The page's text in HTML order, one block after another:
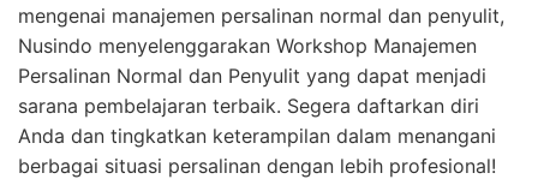
mengenai manajemen persalinan normal dan penyulit,
Nusindo menyelenggarakan Workshop Manajemen
Persalinan Normal dan Penyulit yang dapat menjadi
sarana pembelajaran terbaik. Segera daftarkan diri
Anda dan tingkatkan keterampilan dalam menangani
berbagai situasi persalinan dengan lebih profesional!